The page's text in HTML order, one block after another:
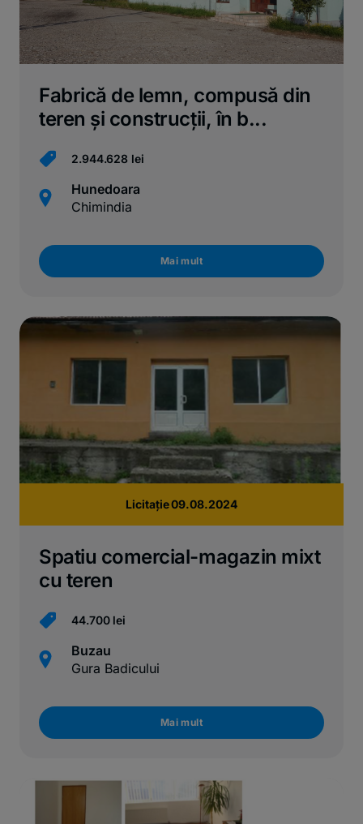
Fabrică de lemn, compusă din
teren și construcții, în b...
2.944.628 lei
Hunedoara
Chimindia
Mai mult
Licitație 09.08.2024
Spatiu comercial-magazin mixt
cu teren
44.700 lei
Buzau
Gura Badicului
Mai mult